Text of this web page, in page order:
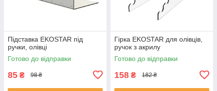
Підставка EKOSTAR під
ручки, олівці
Готово до відправки
85 ₴ 98 ₴
Гірка EKOSTAR для олівців,
ручок з акрилу
Готово до відправки
158 ₴ 182 ₴